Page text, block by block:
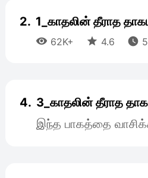
2. 1_காதலின் தீராத
 62K+  4.6 
4. 3_காதலின் தீராத
இந்த பாகத்தை